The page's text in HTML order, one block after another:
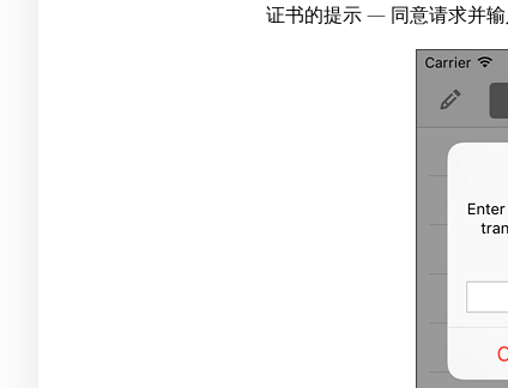
证书的提示 — 同意请求并输